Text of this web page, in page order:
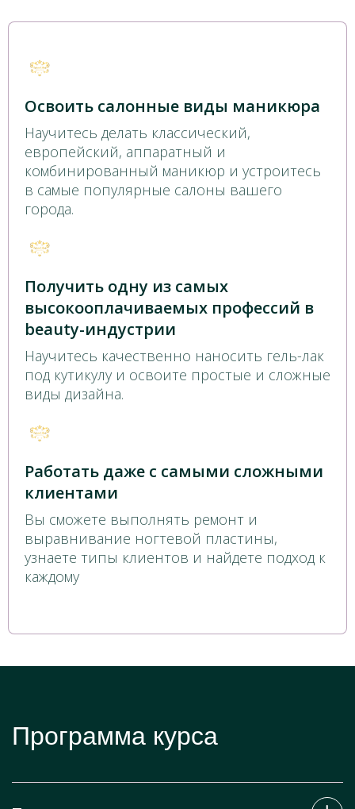
Освоить салонные виды маникюра
Научитесь делать классический,
европейский, аппаратный и
комбинированный маникюр и устроитесь
в самые популярные салоны вашего
города.
Получить одну из самых
высокооплачиваемых профессий в
beauty-индустрии
Научитесь качественно наносить гель-лак
под кутикулу и освоите простые и сложные
виды дизайна.
Работать даже с самыми сложными
клиентами
Вы сможете выполнять ремонт и
выравнивание ногтевой пластины,
узнаете типы клиентов и найдете подход к
каждому
Программа курса